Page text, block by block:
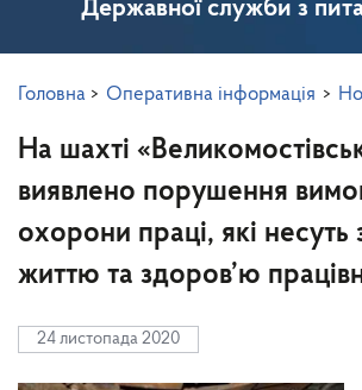
Державної служби з
Головна > Оперативна інформація >
На шахті
виявлено порушення
охорони праці, які несуть
життю та здоров’ю
24 листопада 2020